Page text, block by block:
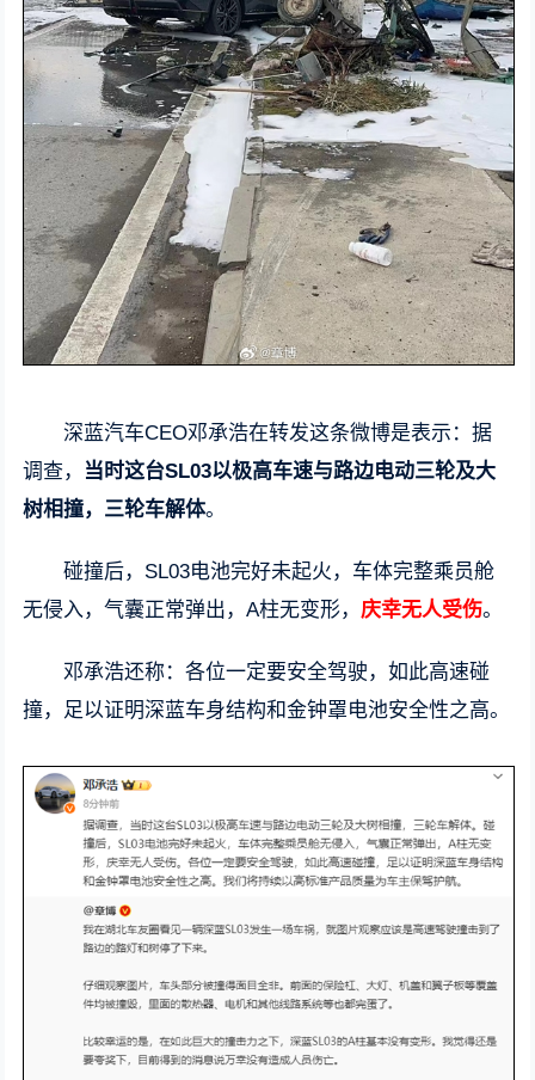
深蓝汽车CEO邓承浩在转发这条微博是表示：据
调查， 当时这台SL03以极高车速与路边电动三轮及大
树相撞，三轮车解体。
碰撞后，SL03电池完好未起火，车体完整乘员舱
无侵入，气囊正常弹出，A柱无变形， 庆幸无人受伤。
邓承浩还称：各位一定要安全驾驶，如此高速碰
撞，足以证明深蓝车身结构和金钟罩电池安全性之高。